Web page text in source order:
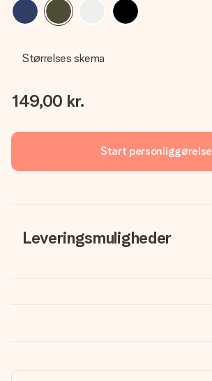
Størrelses skema
149,00 kr.
Start personliggørelse
Leveringsmuligheder